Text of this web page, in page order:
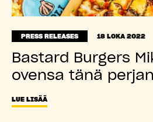
PRESS RELEASES 18 LOKA 2022
Bastard Burgers
ovensa tänä
LUE LISÄÄ